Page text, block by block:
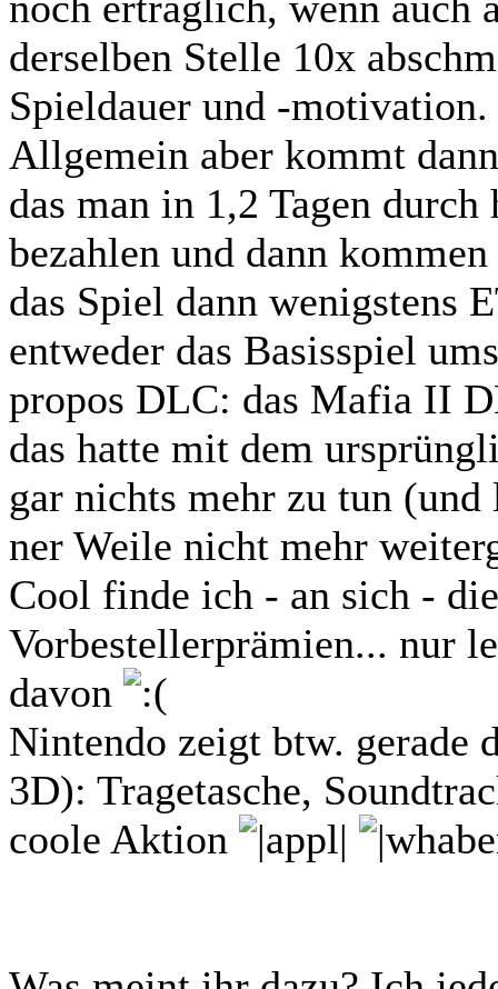
derselben Stelle 10x
Spieldauer und -motivation.
Allgemein aber kommt
das man in 1,2 Tagen
bezahlen und dann
das Spiel dann wenigstens
entweder das Basisspiel
propos DLC: das Mafia II
das hatte mit dem
gar nichts mehr zu tun
ner Weile nicht mehr
Cool finde ich - an sich -
Vorbestellerprämien... nur
davon
Nintendo zeigt btw. gerade
3D): Tragetasche,
coole Aktion